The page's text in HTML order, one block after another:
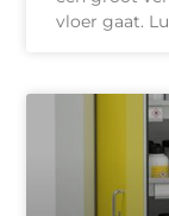
vloer gaat.